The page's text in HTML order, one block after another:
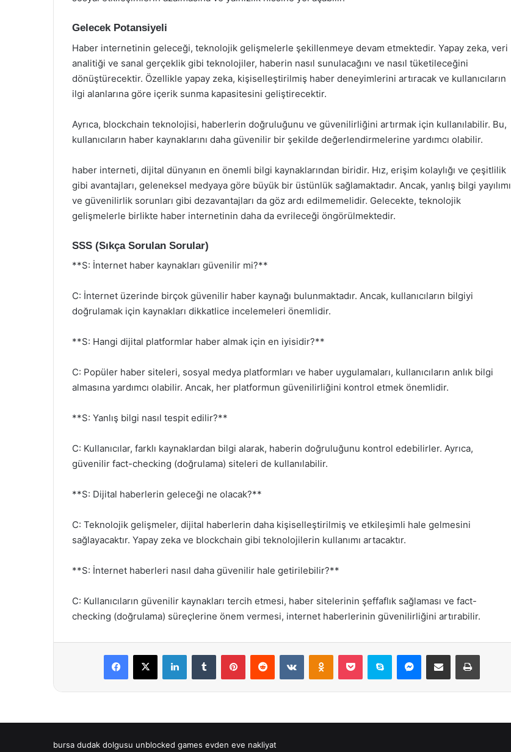
Gelecek Potansiyeli
Haber internetinin geleceği, teknolojik gelişmelerle şekillenmeye devam etmektedir. Yapay zeka, veri
analitiği ve sanal gerçeklik gibi teknolojiler, haberin nasıl sunulacağını ve nasıl tüketileceğini
dönüştürecektir. Özellikle yapay zeka, kişiselleştirilmiş haber deneyimlerini artıracak ve kullanıcıların
ilgi alanlarına göre içerik sunma kapasitesini geliştirecektir.
Ayrıca, blockchain teknolojisi, haberlerin doğruluğunu ve güvenilirliğini artırmak için kullanılabilir. Bu,
kullanıcıların haber kaynaklarını daha güvenilir bir şekilde değerlendirmelerine yardımcı olabilir.
haber interneti, dijital dünyanın en önemli bilgi kaynaklarından biridir. Hız, erişim kolaylığı ve çeşitlilik
gibi avantajları, geleneksel medyaya göre büyük bir üstünlük sağlamaktadır. Ancak, yanlış bilgi yayılımı
ve güvenilirlik sorunları gibi dezavantajları da göz ardı edilmemelidir. Gelecekte, teknolojik
gelişmelerle birlikte haber internetinin daha da evrileceği öngörülmektedir.
SSS (Sıkça Sorulan Sorular)
**S: İnternet haber kaynakları güvenilir mi?**
C: İnternet üzerinde birçok güvenilir haber kaynağı bulunmaktadır. Ancak, kullanıcıların bilgiyi
doğrulamak için kaynakları dikkatlice incelemeleri önemlidir.
**S: Hangi dijital platformlar haber almak için en iyisidir?**
C: Popüler haber siteleri, sosyal medya platformları ve haber uygulamaları, kullanıcıların anlık bilgi
almasına yardımcı olabilir. Ancak, her platformun güvenilirliğini kontrol etmek önemlidir.
**S: Yanlış bilgi nasıl tespit edilir?**
C: Kullanıcılar, farklı kaynaklardan bilgi alarak, haberin doğruluğunu kontrol edebilirler. Ayrıca,
güvenilir fact-checking (doğrulama) siteleri de kullanılabilir.
**S: Dijital haberlerin geleceği ne olacak?**
C: Teknolojik gelişmeler, dijital haberlerin daha kişiselleştirilmiş ve etkileşimli hale gelmesini
sağlayacaktır. Yapay zeka ve blockchain gibi teknolojilerin kullanımı artacaktır.
**S: İnternet haberleri nasıl daha güvenilir hale getirilebilir?**
C: Kullanıcıların güvenilir kaynakları tercih etmesi, haber sitelerinin şeffaflık sağlaması ve fact-
checking (doğrulama) süreçlerine önem vermesi, internet haberlerinin güvenilirliğini artırabilir.
Facebook
X LinkedInTumblr PinterestReddit VKontakteOdnoklassniki
Pocket Skype Messenger
E-Posta ile paylaş Yazdır
bursa dudak dolgusu unblocked games evden eve nakliyat